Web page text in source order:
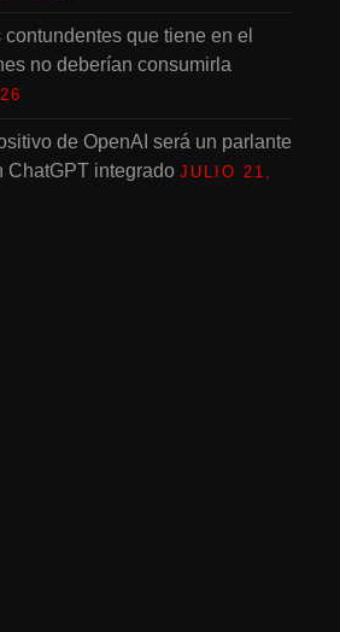
contundentes que tiene en el
no deberían consumirla
de OpenAI será un parlante
ChatGPT integrado JULIO 21,